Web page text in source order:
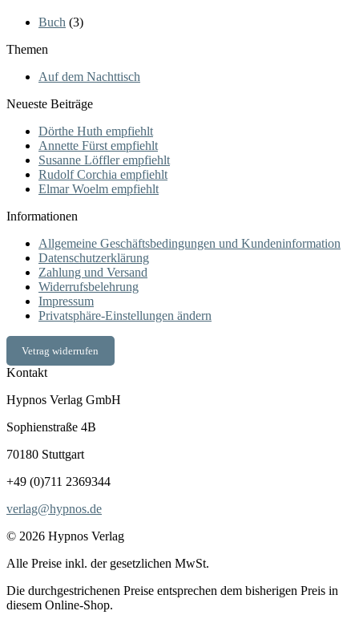
Buch (3)
Themen
Auf dem Nachttisch
Neueste Beiträge
Dörthe Huth empfiehlt
Annette Fürst empfiehlt
Susanne Löffler empfiehlt
Rudolf Corchia empfiehlt
Elmar Woelm empfiehlt
Informationen
Allgemeine Geschäftsbedingungen und Kundeninformation
Datenschutzerklärung
Zahlung und Versand
Widerrufsbelehrung
Impressum
Privatsphäre-Einstellungen ändern
Vetrag widerrufen
Kontakt
Hypnos Verlag GmbH
Sophienstraße 4B
70180 Stuttgart
+49 (0)711 2369344
verlag@hypnos.de
© 2026 Hypnos Verlag
Alle Preise inkl. der gesetzlichen MwSt.
Die durchgestrichenen Preise entsprechen dem bisherigen Preis in
diesem Online-Shop.